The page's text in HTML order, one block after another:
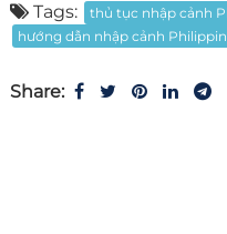
Tags:
thủ tục nhập cảnh
hướng dẫn nhập cảnh
Share: